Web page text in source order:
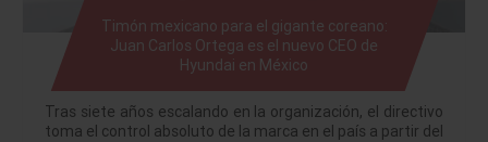
Timón mexicano para el gigante coreano:
Juan Carlos Ortega es el nuevo CEO de
Hyundai en México
Tras siete años escalando en la organización, el directivo
toma el control absoluto de la marca en el país a partir del